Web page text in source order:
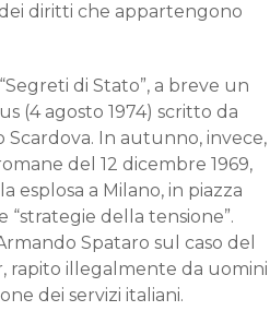
diritti che appartengono
di Stato”, a breve un
(4 agosto 1974) scritto da
Scardova. In autunno, invece,
del 12 dicembre 1969,
esplosa a Milano, in piazza
della tensione”.
Spataro sul caso del
rapito illegalmente da uomini
dei servizi italiani.